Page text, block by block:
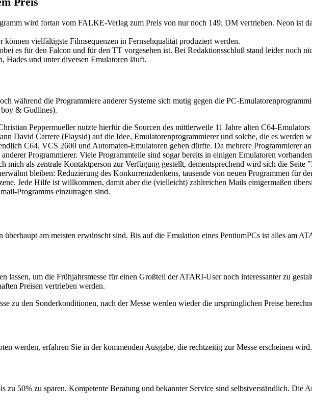
wird fortan vom FALKE-Verlag zum Preis von nur noch 149; DM vertrieben. Neon ist
vielfältigste Filmsequenzen in Fernsehqualität produziert werden.
es für den Falcon und für den TT vorgesehen ist. Bei Redaktionsschluß stand leider noch
Hades und unter diversen Emulatoren läuft.
während die Programmiere anderer Systeme sich mutig gegen die PC-
& Godlines).
Peppermueller nutzte hierfür die Sourcen des mittlerweile 11 Jahre alten C64-
David Carrere (Flaysid) auf die Idee, Emulatorenprogrammierer und solche, die es werden
C64, VCS 2600 und Automaten-Emulatoren geben dürfte. Da mehrere Programmierer
Programmierer. Viele Programmteile sind sogar bereits in einigen Emulatoren
mich als zentrale Kontaktperson zur Verfügung gestellt, dementsprechend wird sich die
bleiben: Reduzierung des Konkurrenzdenkens, tausende von neuen Programmen für
Jede Hilfe ist willkommen, damit aber die (vielleicht) zahlreichen Mails einigermaßen
Programms einzutragen sind.
am meisten erwünscht sind. Bis auf die Emulation eines PentiumPCs ist alles am
lassen, um die Frühjahrsmesse für einen Großteil der ATARI-User noch interessanter zu
Preisen vertrieben werden.
zu den Sonderkonditionen, nach der Messe werden wieder die ursprünglichen Preise
werden, erfahren Sie in der kommenden Ausgabe, die rechtzeitig zur Messe erscheinen wird.
50% zu sparen. Kompetente Beratung und bekannter Service sind selbstverständlich. Die